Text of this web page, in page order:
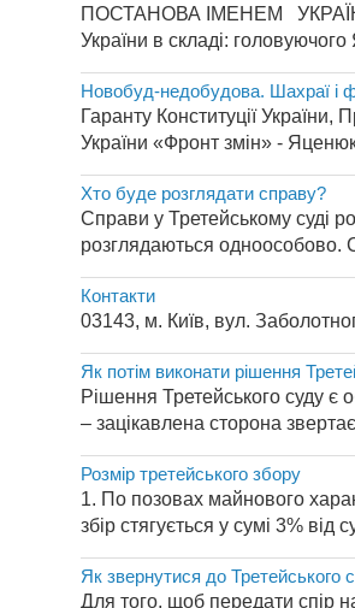
ПОСТАНОВА ІМЕНЕМ
України в складі:
Новобуд-недобудова. Шахраї і
Гаранту Конституції України,
України «Фронт змін» -
Хто буде розглядати справу?
Справи у Третейському суді
розглядаються одноособово.
Контакти
03143, м. Київ, вул.
Як потім виконати рішення
Рішення Третейського суду є
– зацікавлена сторона
Розмір третейського збору
1. По позовах майнового
збір стягується у сумі 3%
Як звернутися до Третейського
Для того, щоб передати спір